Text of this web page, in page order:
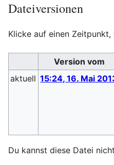
Dateiversionen
Klicke auf einen
Version vom
aktuell 15:24, 16. Mai
Du kannst diese Datei